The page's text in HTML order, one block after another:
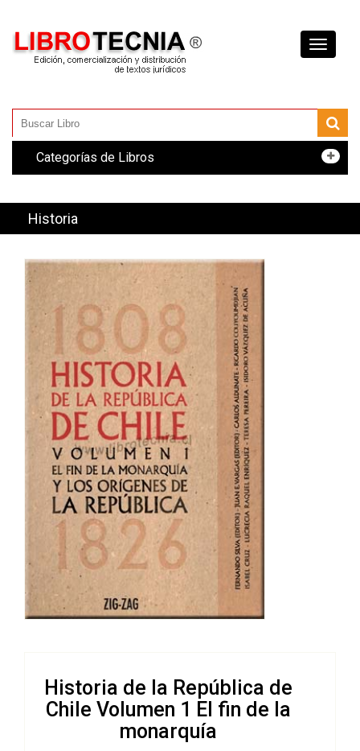
Toggle
Categorías de Libros
Historia
Historia de la República de
Chile Volumen 1 El fin de la
monarquía